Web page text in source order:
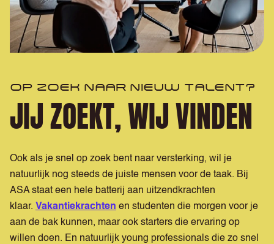
JIJ ZOEKT, WIJ VINDEN
OP ZOEK NAAR NIEUW TALENT?
Ook als je snel op zoek bent naar versterking, wil je
natuurlijk nog steeds de juiste mensen voor de taak. Bij
ASA staat een hele batterij aan uitzendkrachten
klaar. Vakantiekrachten en studenten die morgen voor je
aan de bak kunnen, maar ook starters die ervaring op
willen doen. En natuurlijk young professionals die zo snel